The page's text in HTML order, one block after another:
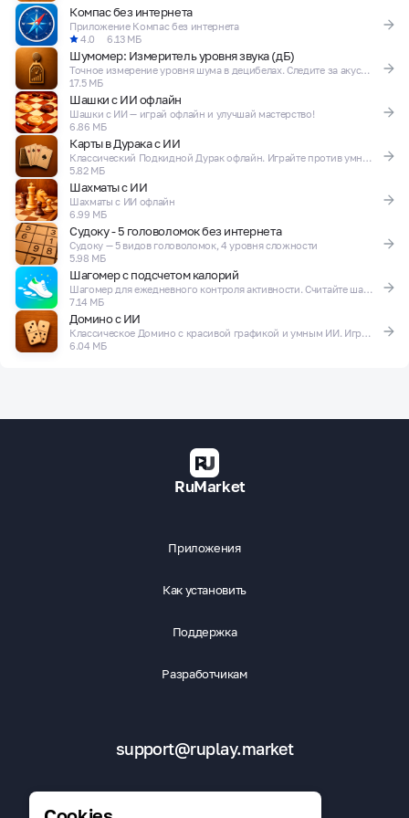
Компас без интернета
Приложение Компас без интернета
4.0
6.13 МБ
Шумомер: Измеритель уровня звука (дБ)
Точное измерение уровня шума в децибелах. Следите за акустическим комфортом!
17.5 МБ
Шашки с ИИ офлайн
Шашки с ИИ — играй офлайн и улучшай мастерство!
6.86 МБ
Карты в Дурака с ИИ
Классический Подкидной Дурак офлайн. Играйте против умного ИИ в любое время!
5.82 МБ
Шахматы с ИИ
Шахматы с ИИ офлайн
6.99 МБ
Судоку - 5 головоломок без интернета
Судоку — 5 видов головоломок, 4 уровня сложности
5.98 МБ
Шагомер с подсчетом калорий
Шагомер для ежедневного контроля активности. Считайте шаги без разряда батареи!
7.14 МБ
Домино с ИИ
Классическое Домино с красивой графикой и умным ИИ. Играй когда угодно!
6.04 МБ
RuMarket
Приложения
Как установить
Поддержка
Разработчикам
support@ruplay.market